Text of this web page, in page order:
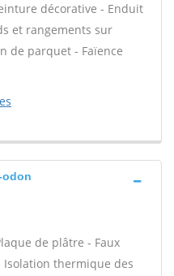
décorative - Enduit
et rangements sur
de parquet - Faïence
odon
de plâtre - Faux
thermique des